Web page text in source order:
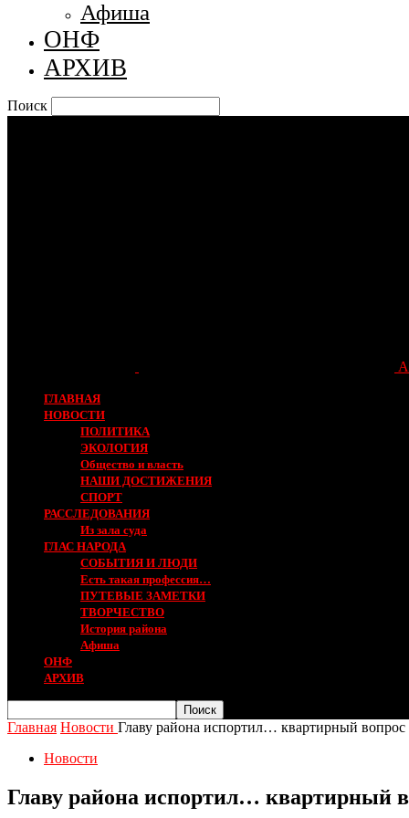
Афиша
ОНФ
АРХИВ
Поиск
ГЛАВНАЯ
НОВОСТИ
ПОЛИТИКА
ЭКОЛОГИЯ
Общество и власть
НАШИ ДОСТИЖЕНИЯ
СПОРТ
РАССЛЕДОВАНИЯ
Из зала суда
ГЛАС НАРОДА
СОБЫТИЯ И ЛЮДИ
Есть такая профессия…
ПУТЕВЫЕ ЗАМЕТКИ
ТВОРЧЕСТВО
История района
Афиша
ОНФ
АРХИВ
Главная Новости Главу района испортил… квартирный вопрос
Новости
Главу района испортил… квартирный